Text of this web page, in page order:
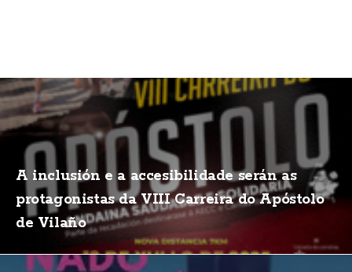
A inclusión e a accesibilidade serán as
protagonistas da VIII Carreira do Apóstolo
de Vilaño